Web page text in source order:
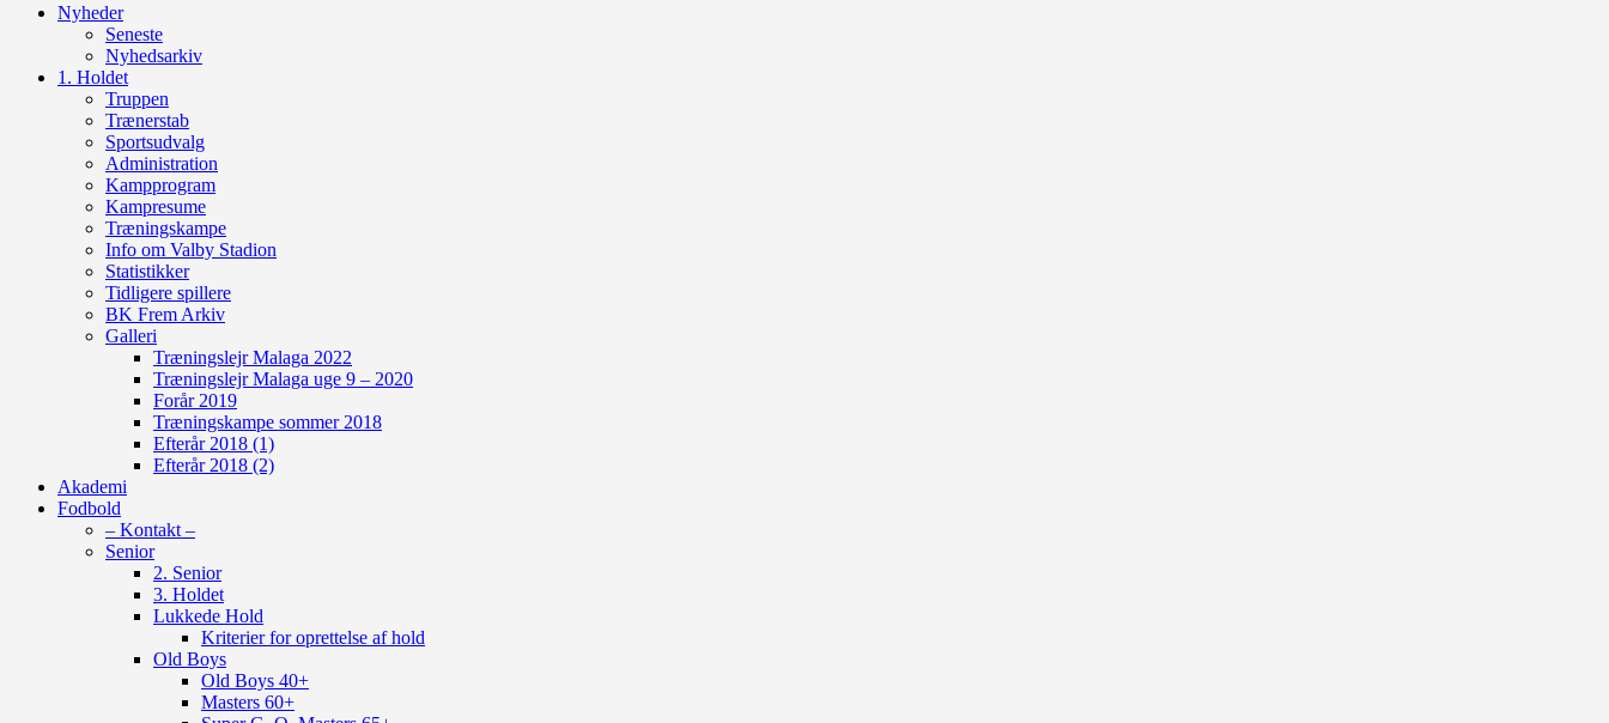
Nyheder
Seneste
Nyhedsarkiv
1. Holdet
Truppen
Trænerstab
Sportsudvalg
Administration
Kampprogram
Kampresume
Træningskampe
Info om Valby Stadion
Statistikker
Tidligere spillere
BK Frem Arkiv
Galleri
Træningslejr Malaga 2022
Træningslejr Malaga uge 9 – 2020
Forår 2019
Træningskampe sommer 2018
Efterår 2018 (1)
Efterår 2018 (2)
Akademi
Fodbold
– Kontakt –
Senior
2. Senior
3. Holdet
Lukkede Hold
Kriterier for oprettelse af hold
Old Boys
Old Boys 40+
Masters 60+